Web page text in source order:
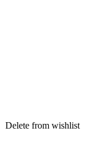
Delete from wishlist